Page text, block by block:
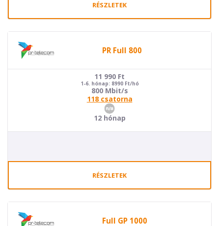
RÉSZLETEK
PR Full 800
11 990 Ft
1-6. hónap: 8990 Ft/hó
800 Mbit/s
118 csatorna
12 hónap
RÉSZLETEK
Full GP 1000